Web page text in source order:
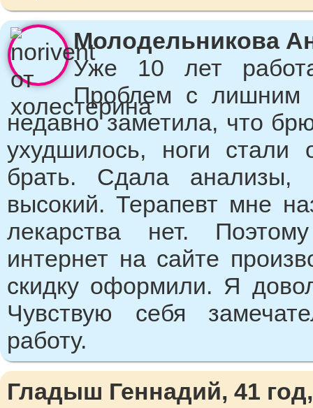
Молодельникова
Уже 10 лет
Проблем с лишним
недавно заметила, что
ухудшилось, ноги стали
брать. Сдала анализы,
высокий. Терапевт мне
лекарства нет.
интернет на сайте
скидку оформили. Я
Чувствую себя
работу.
Гладыш Геннадий, 41